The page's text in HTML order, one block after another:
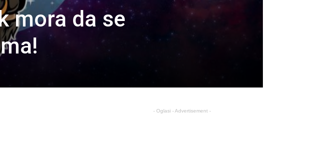
mora da se
- Oglasi - Advertisement -